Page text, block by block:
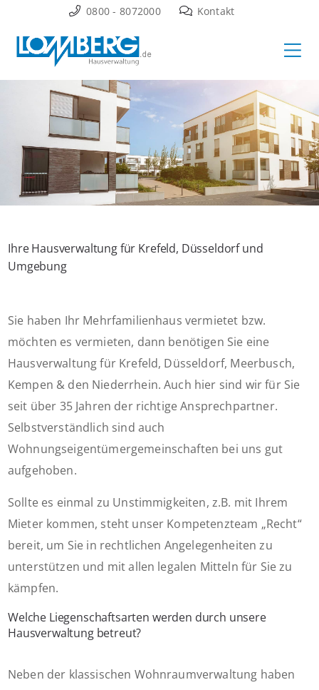
springen
0800 - 8072000 Kontakt
Ihre Hausverwaltung für Krefeld, Düsseldorf und
Umgebung
Sie haben Ihr Mehrfamilienhaus vermietet bzw.
möchten es vermieten, dann benötigen Sie eine
Hausverwaltung für Krefeld, Düsseldorf, Meerbusch,
Kempen & den Niederrhein. Auch hier sind wir für Sie
seit über 35 Jahren der richtige Ansprechpartner.
Selbstverständlich sind auch
Wohnungseigentümergemeinschaften bei uns gut
aufgehoben.
Sollte es einmal zu Unstimmigkeiten, z.B. mit Ihrem
Mieter kommen, steht unser Kompetenzteam „Recht“
bereit, um Sie in rechtlichen Angelegenheiten zu
unterstützen und mit allen legalen Mitteln für Sie zu
kämpfen.
Welche Liegenschaftsarten werden durch unsere
Hausverwaltung betreut?
Neben der klassischen Wohnraumverwaltung haben